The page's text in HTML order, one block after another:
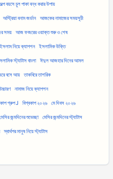
বয়সে চুল পাকা বন্ধ করার উপায়
অস্ট্রিয়া বনাম জর্ডান আজকের নামাজের সময়সূচী
সময় আজ ফজরের ওয়াক্ত শুরু ও শেষ
ইসলাম নিয়ে ক্যাপশন ইসলামিক উক্তি
স্ট্যাটাস বাংলা ঈদুল আজহার দিনের আমল
বসে আয় তাকবিরে তাশরিক
নামাজ নিয়ে ক্যাপশন
গ্রুপ J বিশ্বকাপ ২০২৬ মে দিবস ২০২৬
মেসির জন্মদিনের শুভেচ্ছা মেসির জন্মদিনের স্ট্যাটাস
স্বার্থপর মানুষ নিয়ে স্ট্যাটাস